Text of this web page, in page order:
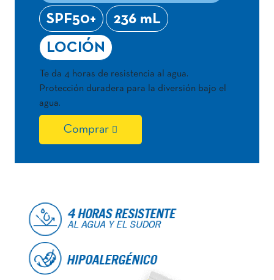
SPF50+
236 mL
LOCIÓN
Te da 4 horas de resistencia al agua.
Protección duradera para la diversión bajo el
agua.
Comprar